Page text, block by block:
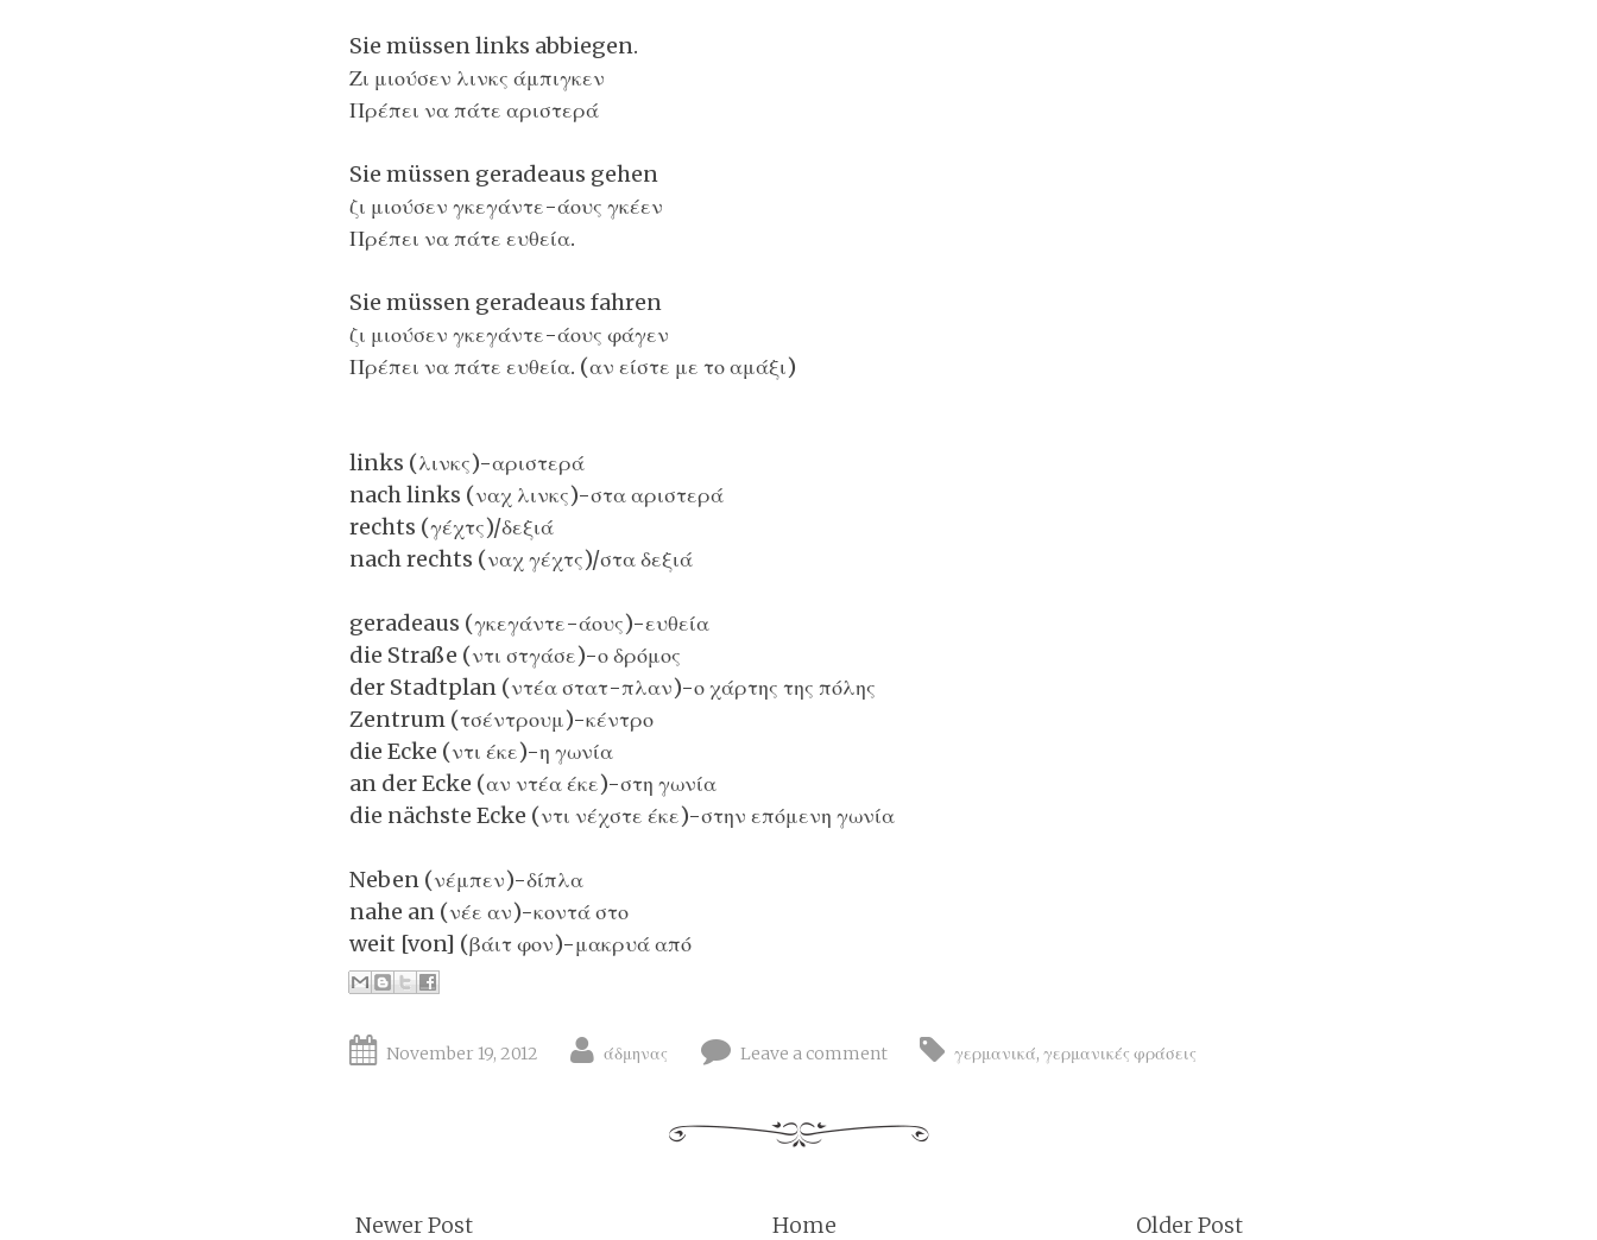
Sie müssen links abbiegen.
Ζι μιούσεν λινκς άμπιγκεν
Πρέπει να πάτε αριστερά
Sie müssen geradeaus gehen
ζι μιούσεν γκεγάντε-άους γκέεν
Πρέπει να πάτε ευθεία.
Sie müssen geradeaus fahren
ζι μιούσεν γκεγάντε-άους φάγεν
Πρέπει να πάτε ευθεία. (αν είστε με το αμάξι)
links (λινκς)-αριστερά
nach links (ναχ λινκς)-στα αριστερά
rechts (γέχτς)/δεξιά
nach rechts (ναχ γέχτς)/στα δεξιά
geradeaus (γκεγάντε-άους)-ευθεία
die Straße (ντι στγάσε)-ο δρόμος
der Stadtplan (ντέα στατ-πλαν)-ο χάρτης της πόλης
Zentrum (τσέντρουμ)-κέντρο
die Ecke (ντι έκε)-η γωνία
an der Ecke (αν ντέα έκε)-στη γωνία
die nächste Ecke (ντι νέχστε έκε)-στην επόμενη γωνία
Neben (νέμπεν)-δίπλα
nahe an (νέε αν)-κοντά στο
weit [von] (βάιτ φον)-μακρυά από
November 19, 2012 άδμηνας Leave a comment γερμανικά,γερμανικές φράσεις
Newer Post Older Post
Home